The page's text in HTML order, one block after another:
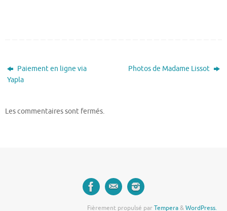
Paiement en ligne via
Yapla
Photos de Madame Lissot
Les commentaires sont fermés.
Fièrement propulsé parTempera&WordPress.